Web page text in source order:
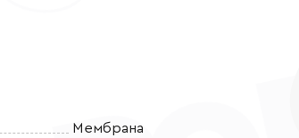
Мембрана